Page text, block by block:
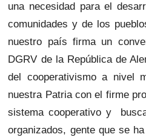
una necesidad para el
comunidades y de los
nuestro país firma un
DGRV de la República de
del cooperativismo a nivel
nuestra Patria con el firme
sistema cooperativo y
organizados, gente que se